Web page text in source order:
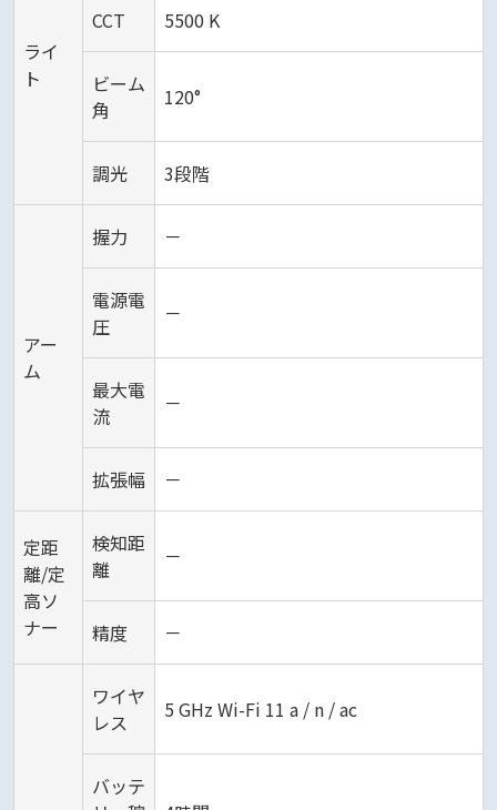
ライ
ト
CCT 5500 K
ビーム
角
120°
調光 3段階
アー
ム
握力 －
電源電
圧
－
最大電
流
－
拡張幅 －
定距
離/定
高ソ
ナー
検知距
離
－
精度 －
ワイヤ
レス
5 GHz Wi-Fi 11 a / n / ac
バッテ